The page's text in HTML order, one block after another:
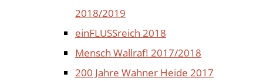
2018/2019
einFLUSSreich 2018
Mensch Wallraf! 2017/2018
200 Jahre Wahner Heide 2017